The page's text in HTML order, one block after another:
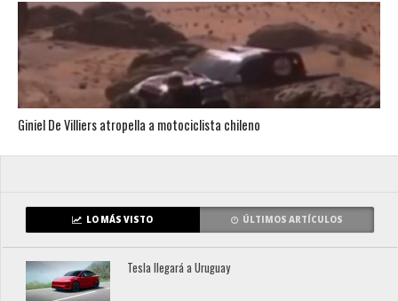
Giniel De Villiers atropella a motociclista chileno
LO MÁS VISTO ÚLTIMOS ARTÍCULOS
Tesla llegará a Uruguay